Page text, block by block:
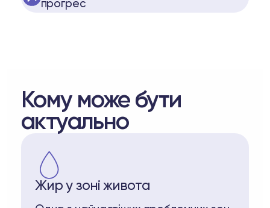
прогрес
Кому може бути
актуально
Жир у зоні живота